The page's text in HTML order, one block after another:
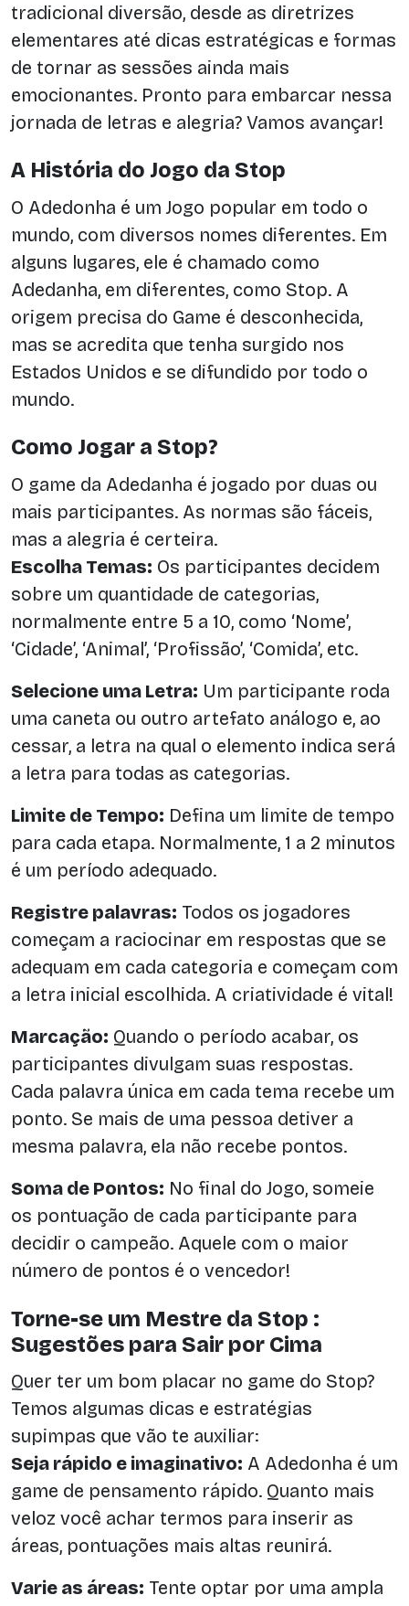
tradicional diversão, desde as diretrizes
elementares até dicas estratégicas e formas
de tornar as sessões ainda mais
emocionantes. Pronto para embarcar nessa
jornada de letras e alegria? Vamos avançar!
A História do Jogo da Stop
O Adedonha é um Jogo popular em todo o
mundo, com diversos nomes diferentes. Em
alguns lugares, ele é chamado como
Adedanha, em diferentes, como Stop. A
origem precisa do Game é desconhecida,
mas se acredita que tenha surgido nos
Estados Unidos e se difundido por todo o
mundo.
Como Jogar a Stop?
O game da Adedanha é jogado por duas ou
mais participantes. As normas são fáceis,
mas a alegria é certeira.
Escolha Temas: Os participantes decidem
sobre um quantidade de categorias,
normalmente entre 5 a 10, como ‘Nome’,
‘Cidade’, ‘Animal’, ‘Profissão’, ‘Comida’, etc.
Selecione uma Letra: Um participante roda
uma caneta ou outro artefato análogo e, ao
cessar, a letra na qual o elemento indica será
a letra para todas as categorias.
Limite de Tempo: Defina um limite de tempo
para cada etapa. Normalmente, 1 a 2 minutos
é um período adequado.
Registre palavras: Todos os jogadores
começam a raciocinar em respostas que se
adequam em cada categoria e começam com
a letra inicial escolhida. A criatividade é vital!
Marcação: Quando o período acabar, os
participantes divulgam suas respostas.
Cada palavra única em cada tema recebe um
ponto. Se mais de uma pessoa detiver a
mesma palavra, ela não recebe pontos.
Soma de Pontos: No final do Jogo, someie
os pontuação de cada participante para
decidir o campeão. Aquele com o maior
número de pontos é o vencedor!
Torne-se um Mestre da Stop :
Sugestões para Sair por Cima
Quer ter um bom placar no game do Stop?
Temos algumas dicas e estratégias
supimpas que vão te auxiliar:
Seja rápido e imaginativo: A Adedonha é um
game de pensamento rápido. Quanto mais
veloz você achar termos para inserir as
áreas, pontuações mais altas reunirá.
Varie as áreas: Tente optar por uma ampla